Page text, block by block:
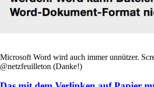
Microsoft Word wird auch immer unnützer.
@netzfeuilleton (Danke!)